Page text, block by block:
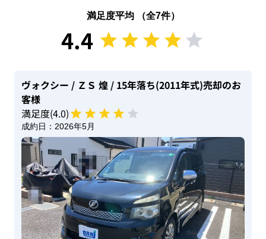
満足度平均 （全7件）
4.4
ヴォクシー / ＺＳ 煌 / 15年落ち(2011年式)売却のお
客様
満足度(4.0)
成約日： 2026年5月